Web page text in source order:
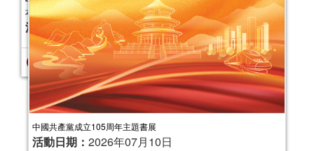
中國共產黨成立105周年主題書展
活動日期： 2026年07月10日
2025健康生活工作坊（2025年7-12月）
活動日期：2025年07月12日